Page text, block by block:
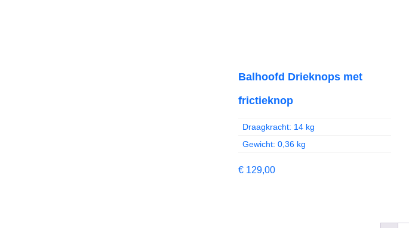
Balhoofd Drieknops met
frictieknop
Draagkracht: 14 kg
Gewicht: 0,36 kg
€ 129,00